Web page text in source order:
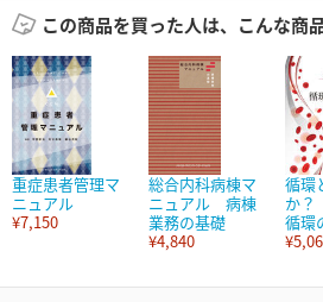
この商品を買った人は、こんな商
重症患者管理マ
ニュアル
¥7,150
総合内科病棟マ
ニュアル 病棟
業務の基礎
¥4,840
循環
か
循環